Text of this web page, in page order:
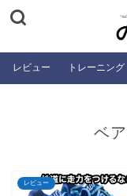
レビュー トレーニング
ベ
レビュー